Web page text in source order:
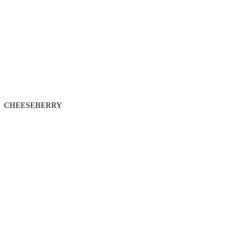
CHEESEBERRY